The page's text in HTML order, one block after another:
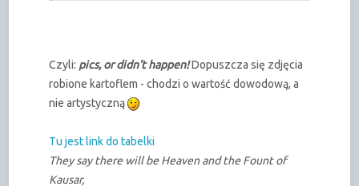
Czyli: pics, or didn't happen!Dopuszcza się zdjęcia
robione kartoflem - chodzi o wartość dowodową, a
nie artystyczną
Tu jest link do tabelki
They say there will be Heaven and the Fount of
Kausar,